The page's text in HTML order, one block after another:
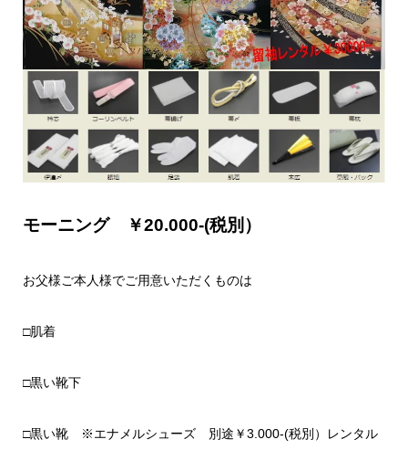
モーニング ￥20.000-(税別）
お父様ご本人様でご用意いただくものは
□肌着
□黒い靴下
□黒い靴 ※エナメルシューズ 別途￥3.000-(税別）レンタル